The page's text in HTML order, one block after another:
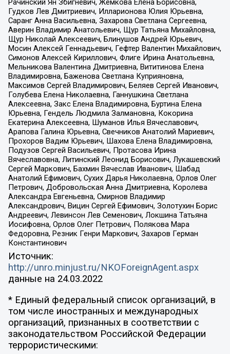
Рачинский Ян Збигневич, Жемкова Елена Борисовна,
Гудков Лев Дмитриевич, Илларионова Юлия Юрьевна,
Саранг Анна Васильевна, Захарова Светлана Сергеевна,
Аверин Владимир Анатольевич, Щур Татьяна Михайловна,
Щур Николай Алексеевич, Блинушов Андрей Юрьевич,
Мосин Алексей Геннадьевич, Гефтер Валентин Михайлович,
Симонов Алексей Кириллович, Флиге Ирина Анатольевна,
Мельникова Валентина Дмитриевна, Вититинова Елена
Владимировна, Баженова Светлана Куприяновна,
Максимов Сергей Владимирович, Беляев Сергей Иванович,
Голубева Елена Николаевна, Ганнушкина Светлана
Алексеевна, Закс Елена Владимировна, Буртина Елена
Юрьевна, Гендель Людмила Залмановна, Кокорина
Екатерина Алексеевна, Шуманов Илья Вячеславович,
Арапова Галина Юрьевна, Свечников Анатолий Мариевич,
Прохоров Вадим Юрьевич, Шахова Елена Владимировна,
Подузов Сергей Васильевич, Протасова Ирина
Вячеславовна, Литинский Леонид Борисович, Лукашевский
Сергей Маркович, Бахмин Вячеслав Иванович, Шабад
Анатолий Ефимович, Сухих Дарья Николаевна, Орлов Олег
Петрович, Добровольская Анна Дмитриевна, Королева
Александра Евгеньевна, Смирнов Владимир
Александрович, Вицин Сергей Ефимович, Золотухин Борис
Андреевич, Левинсон Лев Семенович, Локшина Татьяна
Иосифовна, Орлов Олег Петрович, Полякова Мара
Федоровна, Резник Генри Маркович, Захаров Герман
Константинович
Источник:
http://unro.minjust.ru/NKOForeignAgent.aspx
данные на 24.03.2022
* Единый федеральный список организаций, в
том числе иностранных и международных
организаций, признанных в соответствии с
законодательством Российской Федерации
террористическими: